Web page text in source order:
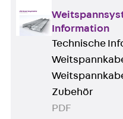
Information
Technische
Zubehör
PDF